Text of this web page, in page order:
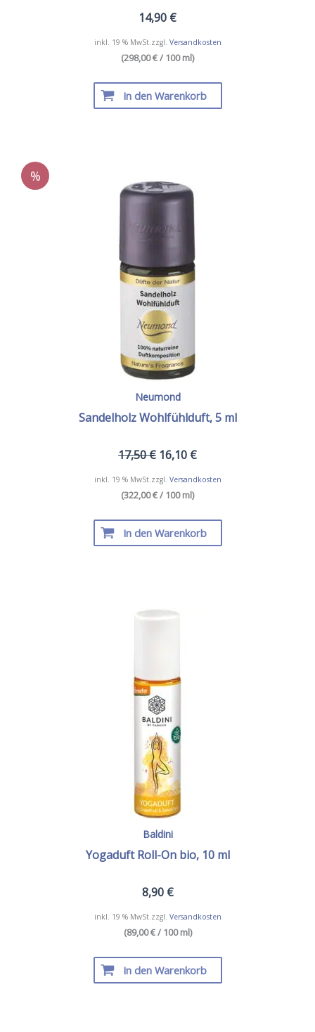
14,90 €
inkl. 19 % MwSt. zzgl. Versandkosten
(298,00 € / 100 ml)
In den Warenkorb
%
Neumond
Sandelholz Wohlfühlduft, 5 ml
17,50€ 16,10 €
inkl. 19 % MwSt.zzgl. Versandkosten
(322,00 € / 100 ml)
In den Warenkorb
Baldini
Yogaduft Roll-On bio, 10 ml
8,90 €
inkl. 19 % MwSt.zzgl. Versandkosten
(89,00 € / 100 ml)
In den Warenkorb